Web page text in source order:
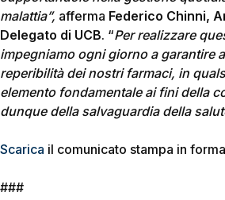
malattia”, afferma Federico Chinni,
Delegato di UCB. “Per realizzare
impegniamo ogni giorno a garantire
reperibilità dei nostri farmaci, in
elemento fondamentale ai fini della
dunque della salvaguardia della
Scarica il comunicato stampa in
###